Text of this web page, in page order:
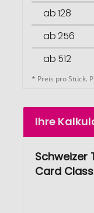
ab 128
ab 256
ab 512
* Preis pro Stück.
Ihre
Schweizer
Card